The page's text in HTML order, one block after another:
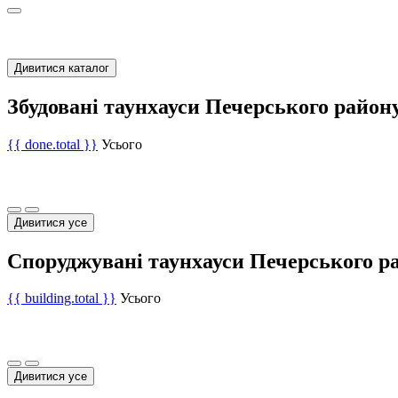
Дивитися каталог
Збудовані таунхауси Печерського
{{ done.total }} Усього
Дивитися усе
Споруджувані таунхауси Печерського
{{ building.total }} Усього
Дивитися усе